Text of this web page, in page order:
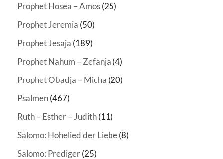
Prophet Hosea – Amos(25)
Prophet Jeremia (50)
Prophet Jesaja (189)
Prophet Nahum – Zefanja (4)
Prophet Obadja – Micha (20)
Psalmen(467)
Ruth – Esther – Judith(11)
Salomo: Hohelied der Liebe(8)
Salomo: Prediger(25)